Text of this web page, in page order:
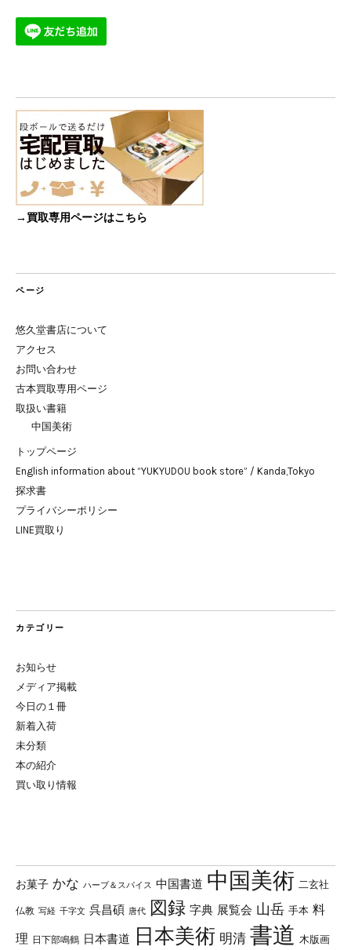
→買取専用ページはこちら
ページ
悠久堂書店について
アクセス
お問い合わせ
古本買取専用ページ
取扱い書籍
中国美術
トップページ
English information about “YUKYUDOU book store” / Kanda,Tokyo
探求書
プライバシーポリシー
LINE買取り
カテゴリー
お知らせ
メディア掲載
今日の１冊
新着入荷
未分類
本の紹介
買い取り情報
お菓子 かな ハーブ＆スパイス 中国書道 中国美術 二玄社
仏教 写経 千字文 呉昌碩 唐代 図録 字典 展覧会 山岳 手本 料
理 日下部鳴鶴 日本書道 日本美術 明清 書道 木版画